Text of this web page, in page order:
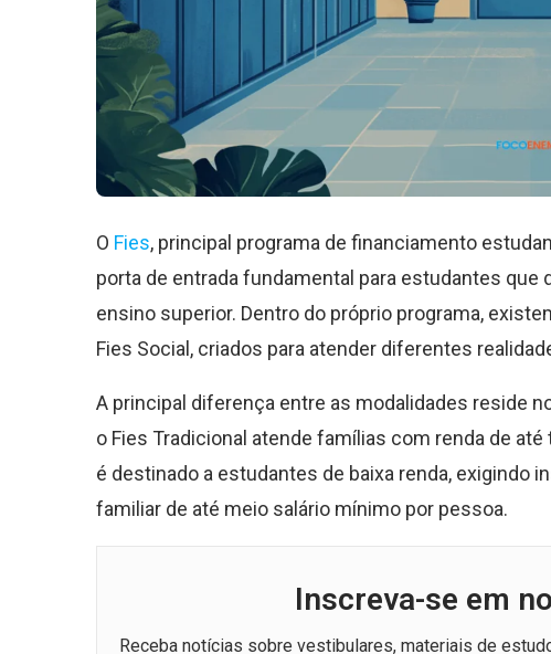
O Fies, principal programa de financiamento
porta de entrada fundamental para estudantes
ensino superior. Dentro do próprio programa,
Fies Social, criados para atender diferentes
A principal diferença entre as modalidades reside
o Fies Tradicional atende famílias com renda de
é destinado a estudantes de baixa renda, exigindo
familiar de até meio salário mínimo por pessoa.
Inscreva-se em
Receba notícias sobre vestibulares, materiais de